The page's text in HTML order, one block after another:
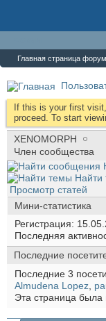
Главная страница
If this is your first
proceed. To start
XENOMORPH
Член сообщества
Найти
Просмотр статей
Мини-статистика
Регистрация
Последняя
Последние
Последние 3
Almudena Lopez,
Эта страница